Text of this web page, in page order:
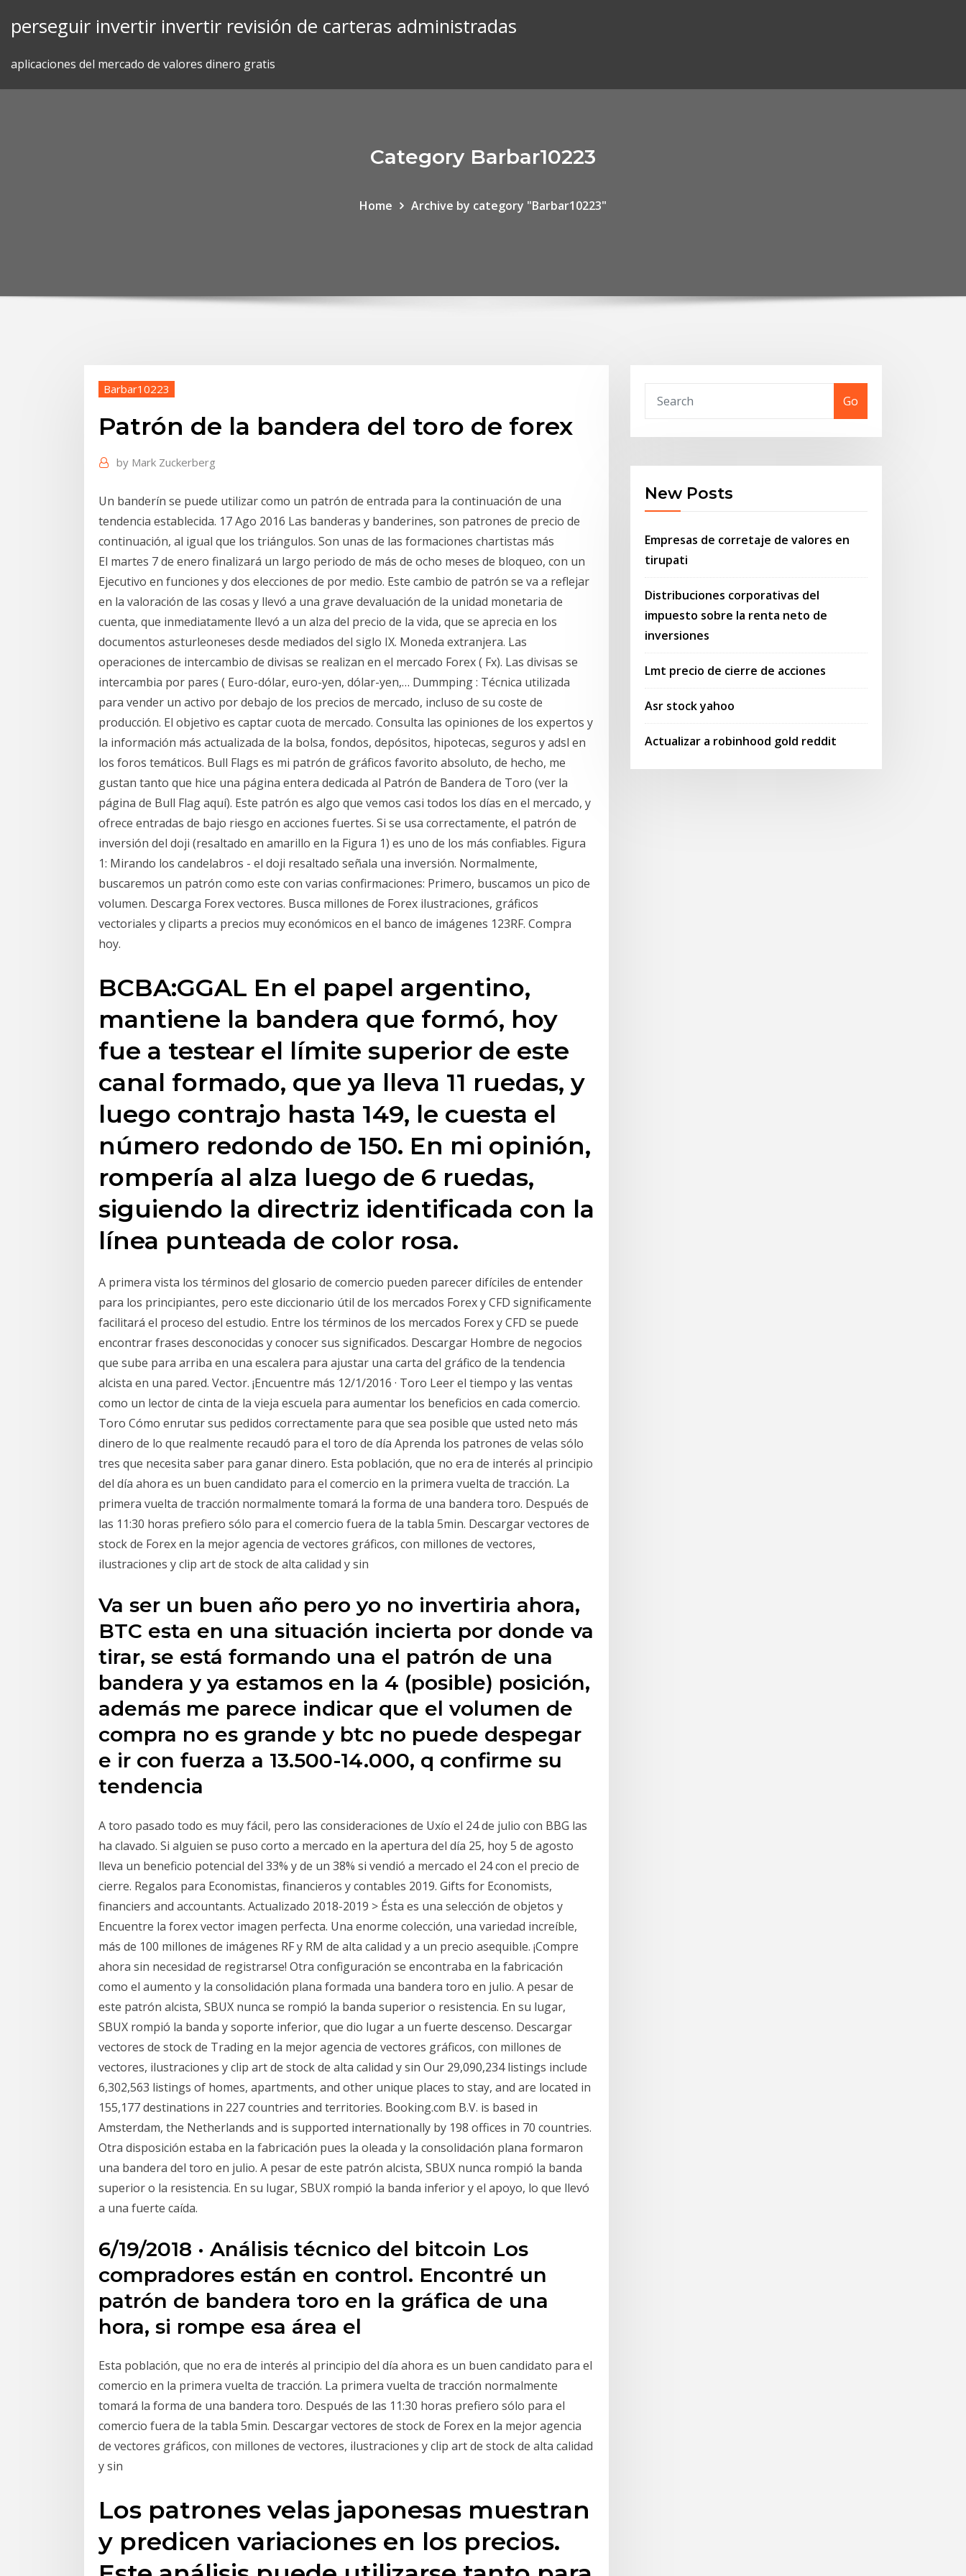
perseguir invertir invertir revisión de carteras administradas
aplicaciones del mercado de valores dinero gratis
Category Barbar10223
Home Archive by category "Barbar10223"
Barbar10223
Patrón de la bandera del toro de forex
by Mark Zuckerberg
Un banderín se puede utilizar como un patrón de entrada para la continuación de una
tendencia establecida. 17 Ago 2016 Las banderas y banderines, son patrones de precio de
continuación, al igual que los triángulos. Son unas de las formaciones chartistas más
El martes 7 de enero finalizará un largo periodo de más de ocho meses de bloqueo, con un
Ejecutivo en funciones y dos elecciones de por medio. Este cambio de patrón se va a reflejar
en la valoración de las cosas y llevó a una grave devaluación de la unidad monetaria de
cuenta, que inmediatamente llevó a un alza del precio de la vida, que se aprecia en los
documentos asturleoneses desde mediados del siglo IX. Moneda extranjera. Las
operaciones de intercambio de divisas se realizan en el mercado Forex ( Fx). Las divisas se
intercambia por pares ( Euro-dólar, euro-yen, dólar-yen,… Dummping : Técnica utilizada
para vender un activo por debajo de los precios de mercado, incluso de su coste de
producción. El objetivo es captar cuota de mercado. Consulta las opiniones de los expertos y
la información más actualizada de la bolsa, fondos, depósitos, hipotecas, seguros y adsl en
los foros temáticos. Bull Flags es mi patrón de gráficos favorito absoluto, de hecho, me
gustan tanto que hice una página entera dedicada al Patrón de Bandera de Toro (ver la
página de Bull Flag aquí). Este patrón es algo que vemos casi todos los días en el mercado, y
ofrece entradas de bajo riesgo en acciones fuertes. Si se usa correctamente, el patrón de
inversión del doji (resaltado en amarillo en la Figura 1) es uno de los más confiables. Figura
1: Mirando los candelabros - el doji resaltado señala una inversión. Normalmente,
buscaremos un patrón como este con varias confirmaciones: Primero, buscamos un pico de
volumen. Descarga Forex vectores. Busca millones de Forex ilustraciones, gráficos
vectoriales y cliparts a precios muy económicos en el banco de imágenes 123RF. Compra
hoy.
BCBA:GGAL En el papel argentino,
mantiene la bandera que formó, hoy
fue a testear el límite superior de este
canal formado, que ya lleva 11 ruedas, y
luego contrajo hasta 149, le cuesta el
número redondo de 150. En mi opinión,
rompería al alza luego de 6 ruedas,
siguiendo la directriz identificada con la
línea punteada de color rosa.
A primera vista los términos del glosario de comercio pueden parecer difíciles de entender
para los principiantes, pero este diccionario útil de los mercados Forex y CFD significamente
facilitará el proceso del estudio. Entre los términos de los mercados Forex y CFD se puede
encontrar frases desconocidas y conocer sus significados. Descargar Hombre de negocios
que sube para arriba en una escalera para ajustar una carta del gráfico de la tendencia
alcista en una pared. Vector. ¡Encuentre más 12/1/2016 · Toro Leer el tiempo y las ventas
como un lector de cinta de la vieja escuela para aumentar los beneficios en cada comercio.
Toro Cómo enrutar sus pedidos correctamente para que sea posible que usted neto más
dinero de lo que realmente recaudó para el toro de día Aprenda los patrones de velas sólo
tres que necesita saber para ganar dinero. Esta población, que no era de interés al principio
del día ahora es un buen candidato para el comercio en la primera vuelta de tracción. La
primera vuelta de tracción normalmente tomará la forma de una bandera toro. Después de
las 11:30 horas prefiero sólo para el comercio fuera de la tabla 5min. Descargar vectores de
stock de Forex en la mejor agencia de vectores gráficos, con millones de vectores,
ilustraciones y clip art de stock de alta calidad y sin
Va ser un buen año pero yo no invertiria ahora,
BTC esta en una situación incierta por donde va
tirar, se está formando una el patrón de una
bandera y ya estamos en la 4 (posible) posición,
además me parece indicar que el volumen de
compra no es grande y btc no puede despegar
e ir con fuerza a 13.500-14.000, q confirme su
tendencia
A toro pasado todo es muy fácil, pero las consideraciones de Uxío el 24 de julio con BBG las
ha clavado. Si alguien se puso corto a mercado en la apertura del día 25, hoy 5 de agosto
lleva un beneficio potencial del 33% y de un 38% si vendió a mercado el 24 con el precio de
cierre. Regalos para Economistas, financieros y contables 2019. Gifts for Economists,
financiers and accountants. Actualizado 2018-2019 > Ésta es una selección de objetos y
Encuentre la forex vector imagen perfecta. Una enorme colección, una variedad increíble,
más de 100 millones de imágenes RF y RM de alta calidad y a un precio asequible. ¡Compre
ahora sin necesidad de registrarse! Otra configuración se encontraba en la fabricación
como el aumento y la consolidación plana formada una bandera toro en julio. A pesar de
este patrón alcista, SBUX nunca se rompió la banda superior o resistencia. En su lugar,
SBUX rompió la banda y soporte inferior, que dio lugar a un fuerte descenso. Descargar
vectores de stock de Trading en la mejor agencia de vectores gráficos, con millones de
vectores, ilustraciones y clip art de stock de alta calidad y sin Our 29,090,234 listings include
6,302,563 listings of homes, apartments, and other unique places to stay, and are located in
155,177 destinations in 227 countries and territories. Booking.com B.V. is based in
Amsterdam, the Netherlands and is supported internationally by 198 offices in 70 countries.
Otra disposición estaba en la fabricación pues la oleada y la consolidación plana formaron
una bandera del toro en julio. A pesar de este patrón alcista, SBUX nunca rompió la banda
superior o la resistencia. En su lugar, SBUX rompió la banda inferior y el apoyo, lo que llevó
a una fuerte caída.
6/19/2018 · Análisis técnico del bitcoin Los
compradores están en control. Encontré un
patrón de bandera toro en la gráfica de una
hora, si rompe esa área el
Esta población, que no era de interés al principio del día ahora es un buen candidato para el
comercio en la primera vuelta de tracción. La primera vuelta de tracción normalmente
tomará la forma de una bandera toro. Después de las 11:30 horas prefiero sólo para el
comercio fuera de la tabla 5min. Descargar vectores de stock de Forex en la mejor agencia
de vectores gráficos, con millones de vectores, ilustraciones y clip art de stock de alta calidad
y sin
Los patrones velas japonesas muestran
y predicen variaciones en los precios.
Go
New Posts
Empresas de corretaje de valores en
tirupati
Distribuciones corporativas del
impuesto sobre la renta neto de
inversiones
Lmt precio de cierre de acciones
Asr stock yahoo
Actualizar a robinhood gold reddit